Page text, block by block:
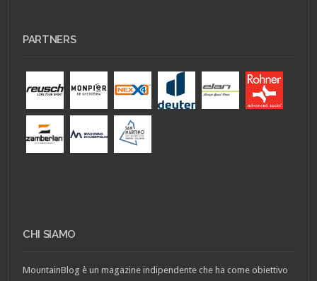
PARTNERS
CHI SIAMO
MountainBlog è un magazine indipendente che ha come obiettivo